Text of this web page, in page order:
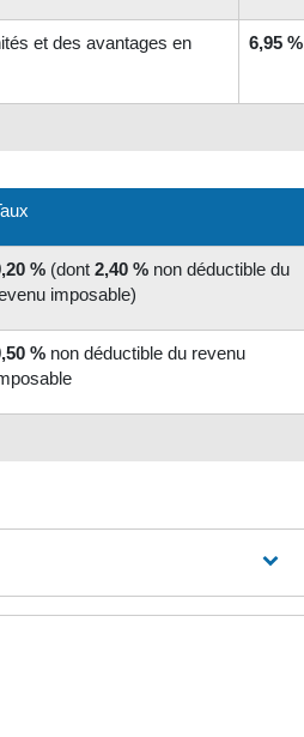
et des avantages en
6,95 %
% (dont 2,40 % non déductible du
imposable)
% non déductible du revenu